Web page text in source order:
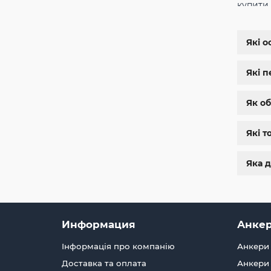
купити
болт м
Які
Які
Як
Які
Яка
Информация
Інформація про компанію
Доставка та оплата
Анкери
Анкери